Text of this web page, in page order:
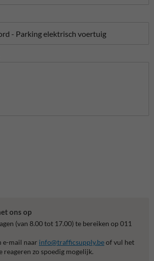
ons op
(van 8.00 tot 17.00) te bereiken op 011
e-mail naar info@trafficsupply.beof vul het
zo spoedig mogelijk.